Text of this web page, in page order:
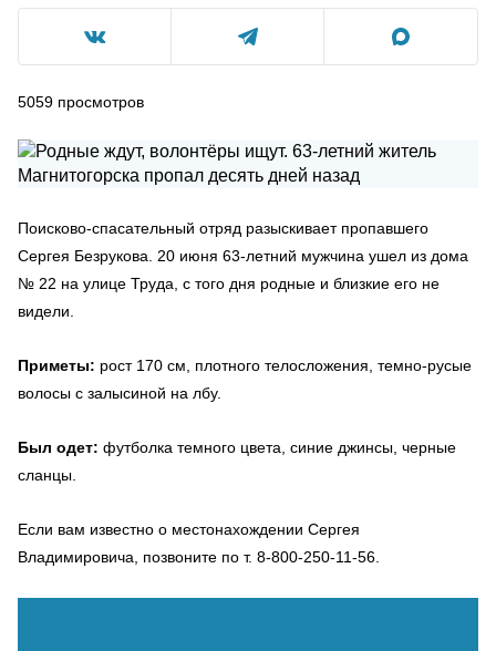
5059 просмотров
Поисково-спасательный отряд разыскивает пропавшего
Сергея Безрукова. 20 июня 63-летний мужчина ушел из дома
№ 22 на улице Труда, с того дня родные и близкие его не
видели.
Приметы: рост 170 см, плотного телосложения, темно-русые
волосы с залысиной на лбу.
Был одет: футболка темного цвета, синие джинсы, черные
сланцы.
Если вам известно о местонахождении Сергея
Владимировича, позвоните по т. 8-800-250-11-56.